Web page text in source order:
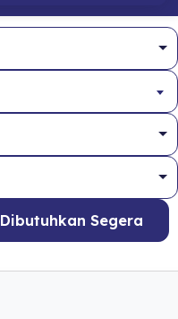
Dibutuhkan Segera